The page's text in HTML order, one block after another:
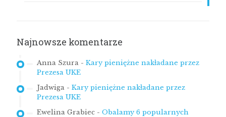
Najnowsze komentarze
Anna Szura - Kary pieniężne nakładane przez
Prezesa UKE
Jadwiga - Kary pieniężne nakładane przez
Prezesa UKE
Ewelina Grabiec - Obalamy 6 popularnych